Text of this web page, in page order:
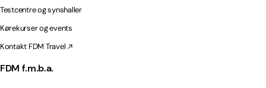
Testcentre og synshaller
Kørekurser og events
Kontakt FDM Travel
FDM f.m.b.a.